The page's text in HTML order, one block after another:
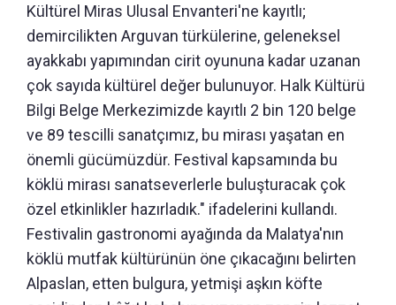
Kültürel Miras Ulusal Envanteri'ne kayıtlı;
demircilikten Arguvan türkülerine, geleneksel
ayakkabı yapımından cirit oyununa kadar uzanan
çok sayıda kültürel değer bulunuyor. Halk Kültürü
Bilgi Belge Merkezimizde kayıtlı 2 bin 120 belge
ve 89 tescilli sanatçımız, bu mirası yaşatan en
önemli gücümüzdür. Festival kapsamında bu
köklü mirası sanatseverlerle buluşturacak çok
özel etkinlikler hazırladık." ifadelerini kullandı.
Festivalin gastronomi ayağında da Malatya'nın
köklü mutfak kültürünün öne çıkacağını belirten
Alpaslan, etten bulgura, yetmişi aşkın köfte